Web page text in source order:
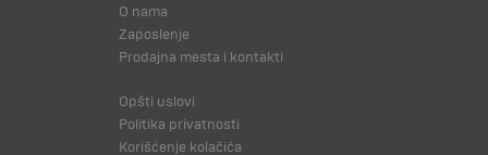
O nama
Zaposlenje
Prodajna mesta i kontakti
Opšti uslovi
Politika privatnosti
Korišćenje kolačića